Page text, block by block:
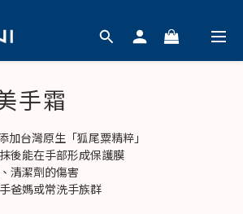
手霜
台灣原生「狐尾粟精粹」
後能在手部形成保護膜
清潔劑的傷害
爸媽或常洗手族群